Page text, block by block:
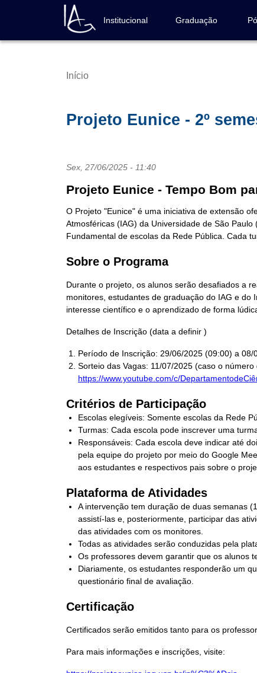
conteúdo
Navegação
principal
Institucional Graduação
Trilha
Início
Projeto Eunice - 2º
Sex, 27/06/2025 - 11:40
Projeto Eunice - Tempo Bom
O Projeto "Eunice" é uma iniciativa de extensão
Atmosféricas (IAG) da Universidade de São
Fundamental de escolas da Rede Pública. Cada
Sobre o Programa
Durante o projeto, os alunos serão desafiados a
monitores, estudantes de graduação do IAG e do
interesse científico e o aprendizado de forma
Detalhes de Inscrição (data a definir )
Período de Inscrição: 29/06/2025 (09:00) a 08/
Sorteio das Vagas: 11/07/2025 (caso o
https://www.youtube.com/c/
Critérios de Participação
Escolas elegíveis: Somente escolas da Rede
Turmas: Cada escola pode inscrever uma
Responsáveis: Cada escola deve indicar até
pela equipe do projeto por meio do Google
aos estudantes e respectivos pais sobre o
Plataforma de Atividades
A intervenção tem duração de duas semanas
assistí-las e, posteriormente, participar das
das atividades com os monitores.
Todas as atividades serão conduzidas pela
Os professores devem garantir que os alunos
Diariamente, os estudantes responderão um
questionário final de avaliação.
Certificação
Certificados serão emitidos tanto para os
Para mais informações e inscrições, visite: